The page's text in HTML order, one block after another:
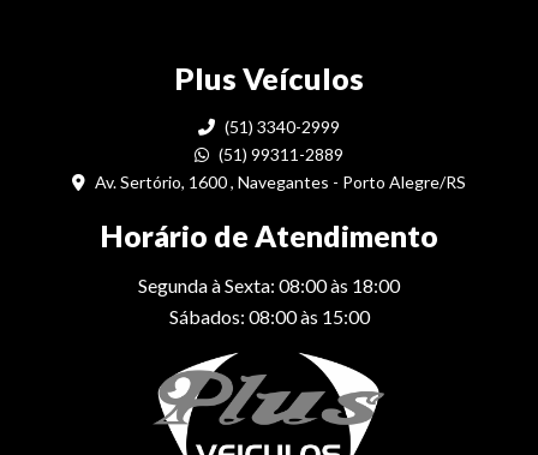
Plus Veículos
(51) 3340-2999
(51) 99311-2889
Av. Sertório, 1600 , Navegantes - Porto Alegre/RS
Horário de Atendimento
Segunda à Sexta: 08:00 às 18:00
Sábados: 08:00 às 15:00